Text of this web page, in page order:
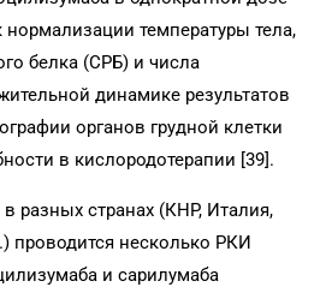
температуры тела,
белка (СРБ) и числа
динамике результатов
органов грудной клетки
в кислородотерапии [39].
разных странах (КНР, Италия,
проводится несколько РКИ
и сарилумаба